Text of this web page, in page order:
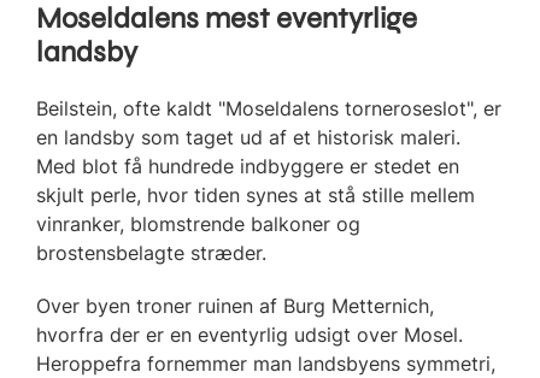
Moseldalens mest eventyrlige
landsby
Beilstein, ofte kaldt "Moseldalens torneroseslot", er
en landsby som taget ud af et historisk maleri.
Med blot få hundrede indbyggere er stedet en
skjult perle, hvor tiden synes at stå stille mellem
vinranker, blomstrende balkoner og
brostensbelagte stræder.
Over byen troner ruinen af Burg Metternich,
hvorfra der er en eventyrlig udsigt over Mosel.
Heroppefra fornemmer man landsbyens symmetri,